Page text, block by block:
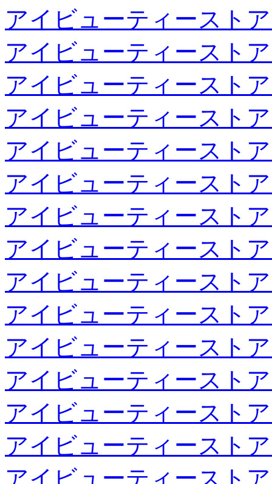
アイビューティースト
アイビューティースト
アイビューティースト
アイビューティースト
アイビューティースト
アイビューティースト
アイビューティースト
アイビューティースト
アイビューティースト
アイビューティースト
アイビューティースト
アイビューティースト
アイビューティースト
アイビューティースト
アイビューティースト